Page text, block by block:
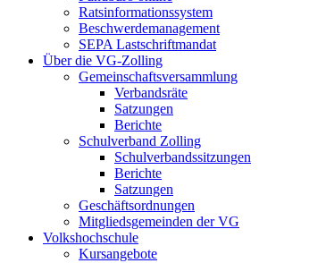
Ratsinformationssystem
Beschwerdemanagement
SEPA Lastschriftmandat
Über die VG-Zolling
Gemeinschaftsversammlung
Verbandsräte
Satzungen
Berichte
Schulverband Zolling
Schulverbandssitzungen
Berichte
Satzungen
Geschäftsordnungen
Mitgliedsgemeinden der VG
Volkshochschule
Kursangebote